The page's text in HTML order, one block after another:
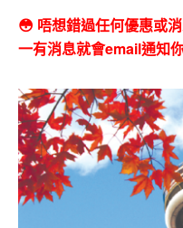
😳 唔想錯過任何優惠或
一有消息就會email通知